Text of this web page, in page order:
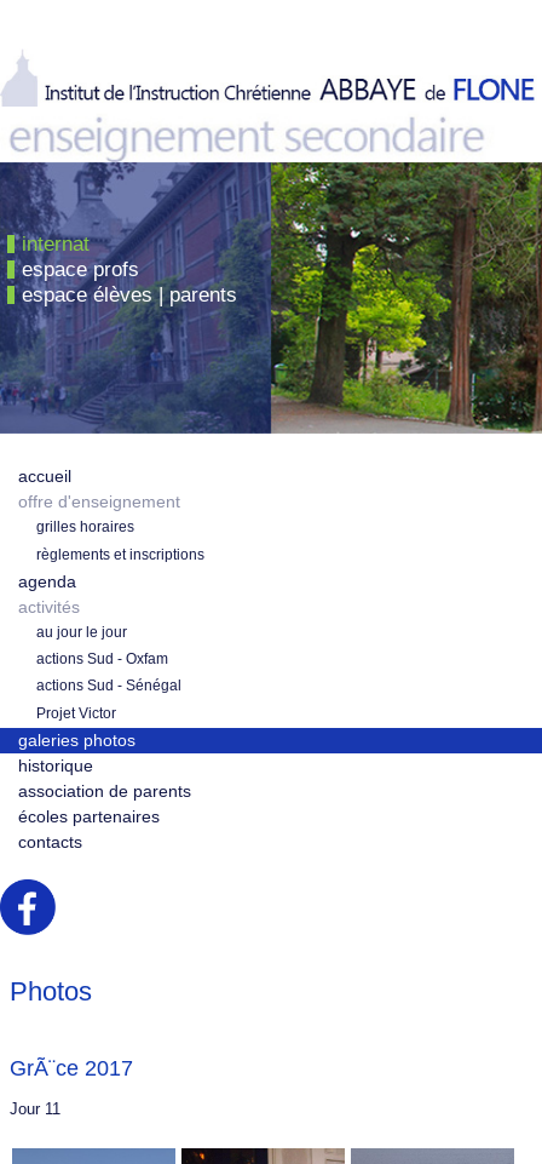
internat
espace profs
espace élèves | parents
accueil
offre d'enseignement
grilles horaires
règlements et inscriptions
agenda
activités
au jour le jour
actions Sud - Oxfam
actions Sud - Sénégal
Projet Victor
galeries photos
historique
association de parents
écoles partenaires
contacts
Photos
GrÃ¨ce 2017
Jour 11